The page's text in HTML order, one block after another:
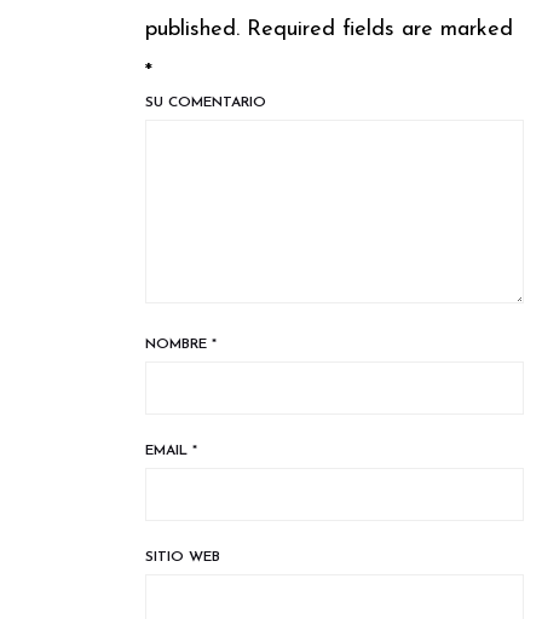
published. Required fields are marked
*
SU COMENTARIO
NOMBRE *
EMAIL *
SITIO WEB